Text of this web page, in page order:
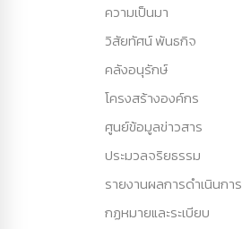
ความเป็นมา
วิสัยทัศน์ พันธกิจ
คลังอนุรักษ์
โครงสร้างองค์กร
ศูนย์ข้อมูลข่าวสาร
ประมวลจริยธรรม
รายงานผลการดำเนินการ
กฏหมายและระเบียบ